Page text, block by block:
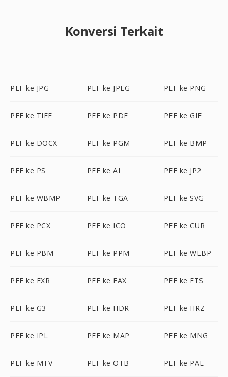
Konversi Terkait
PEF ke JPG PEF ke JPEG PEF ke PNG
PEF ke TIFF PEF ke PDF PEF ke GIF
PEF ke DOCX PEF ke PGM PEF ke BMP
PEF ke PS PEF ke AI PEF ke JP2
PEF ke WBMP PEF ke TGA PEF ke SVG
PEF ke PCX PEF ke ICO PEF ke CUR
PEF ke PBM PEF ke PPM PEF ke WEBP
PEF ke EXR PEF ke FAX PEF ke FTS
PEF ke G3 PEF ke HDR PEF ke HRZ
PEF ke IPL PEF ke MAP PEF ke MNG
PEF ke MTV PEF ke OTB PEF ke PAL